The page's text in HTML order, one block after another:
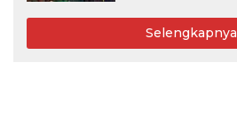
Selengkapnya